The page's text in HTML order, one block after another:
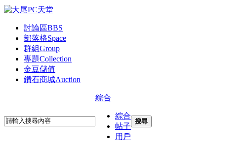
討論區BBS
部落格Space
群組Group
專題Collection
金豆儲值
鑽石商城Auction
綜合
綜合
帖子
用戶
搜尋